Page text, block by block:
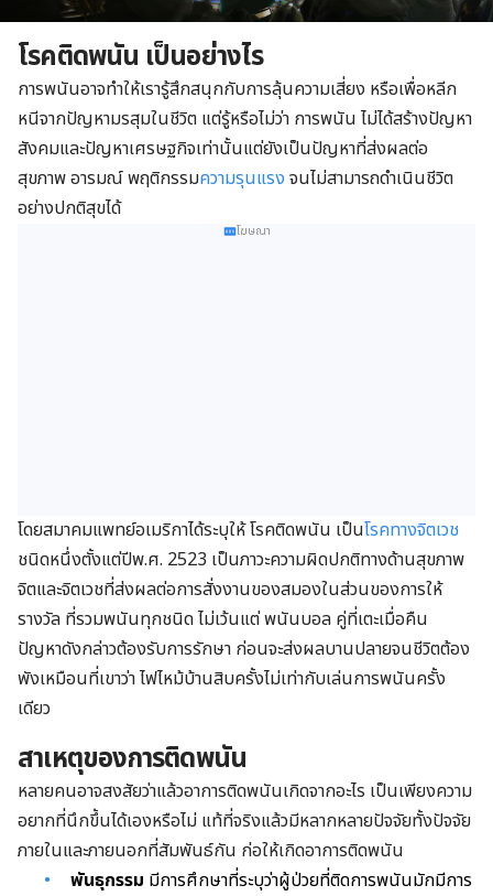
โรคติดพนัน เป็นอย่างไร
การพนันอาจทำให้เรารู้สึกสนุกกับการลุ้นความเสี่ยง หรือเพื่อหลีก
หนีจากปัญหามรสุมในชีวิต แต่รู้หรือไม่ว่า การพนัน ไม่ได้สร้างปัญหา
สังคมและปัญหาเศรษฐกิจเท่านั้นแต่ยังเป็นปัญหาที่ส่งผลต่อ
สุขภาพ อารมณ์ พฤติกรรมความรุนแรง จนไม่สามารถดำเนินชีวิต
อย่างปกติสุขได้
โฆษณา
โดยสมาคมแพทย์อเมริกาได้ระบุให้ โรคติดพนัน เป็นโรคทางจิตเวช
ชนิดหนึ่งตั้งแต่ปีพ.ศ. 2523 เป็นภาวะความผิดปกติทางด้านสุขภาพ
จิตและจิตเวชที่ส่งผลต่อการสั่งงานของสมองในส่วนของการให้
รางวัล ที่รวมพนันทุกชนิด ไม่เว้นแต่ พนันบอล คู่ที่เตะเมื่อคืน
ปัญหาดังกล่าวต้องรับการรักษา ก่อนจะส่งผลบานปลายจนชีวิตต้อง
พังเหมือนที่เขาว่า ไฟไหม้บ้านสิบครั้งไม่เท่ากับเล่นการพนันครั้ง
เดียว
สาเหตุของการติดพนัน
หลายคนอาจสงสัยว่าแล้วอาการติดพนันเกิดจากอะไร เป็นเพียงความ
อยากที่นึกขึ้นได้เองหรือไม่ แท้ที่จริงแล้วมีหลากหลายปัจจัยทั้งปัจจัย
ภายในและภายนอกที่สัมพันธ์กัน ก่อให้เกิดอาการติดพนัน
พันธุกรรม มีการศึกษาที่ระบุว่าผู้ป่วยที่ติดการพนันมักมีการ